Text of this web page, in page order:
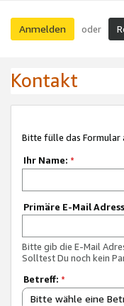
Anmelden oder
Kontakt
Bitte fülle das Formular
Ihr Name: *
Primäre E-Mail
Bitte gib die E-Mail
Solltest Du noch kein
Betreff: *
Bitte wähle eine